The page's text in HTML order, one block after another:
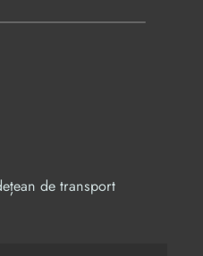
de transport